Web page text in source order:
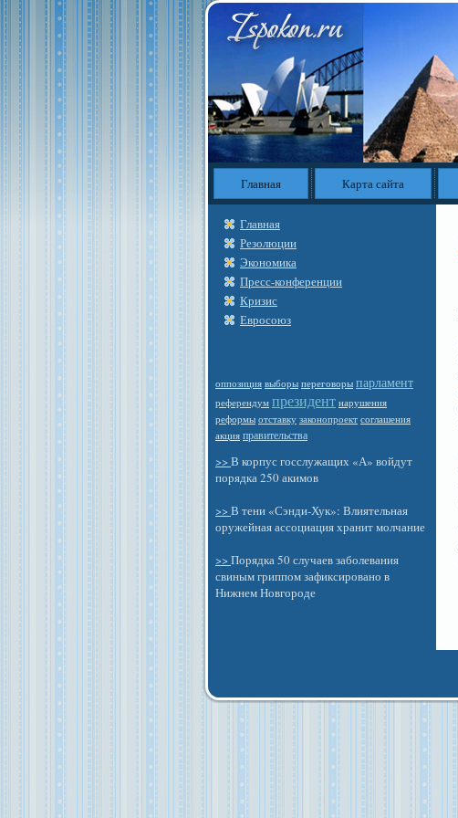
Главная Карта сайта
Главная
Резолюции
Экономика
Пресс-конференции
Кризис
Евросоюз
оппозиция выборы переговоры парламент
референдум президент нарушения
реформы отставку законопроект соглашения
акция правительства
>> В корпус госслужащих «А» войдут
порядка 250 акимов
>> В тени «Сэнди-Хук»: Влиятельная
оружейная ассоциация хранит молчание
>> Порядка 50 случаев заболевания
свиным гриппом зафиксировано в
Нижнем Новгороде